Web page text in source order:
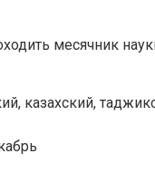
месячник
казахский,